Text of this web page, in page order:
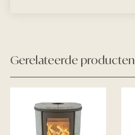
Gerelateerde producten